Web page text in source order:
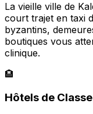
La vieille ville de
court trajet en taxi
byzantins,
boutiques vous
clinique.
🏨
Hôtels de